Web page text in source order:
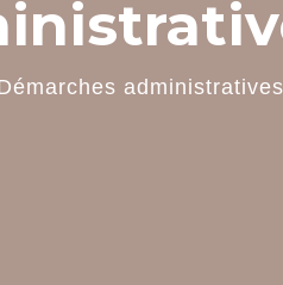
administratives